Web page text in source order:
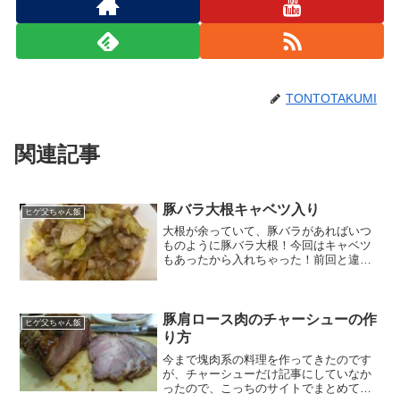
TONTOTAKUMI
関連記事
ヒゲ父ちゃん飯 豚バラ大根キャベツ入り
大根が余っていて、豚バラがあればいつ
ものように豚バラ大根！今回はキャベツ
もあったから入れちゃった！前回と違っ
に切る） キャベ...
ヒゲ父ちゃん飯
豚肩ロース肉のチャーシューの作
り方
今まで塊肉系の料理を作ってきたのです
が、チャーシューだけ記事にしていなか
ったので、こっちのサイトでまとめてみ